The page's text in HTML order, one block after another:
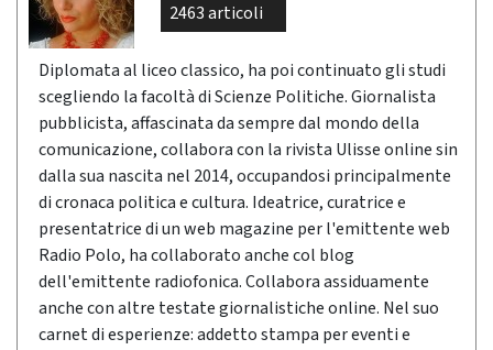
2463 articoli
Diplomata al liceo classico, ha poi continuato gli studi
scegliendo la facoltà di Scienze Politiche. Giornalista
pubblicista, affascinata da sempre dal mondo della
comunicazione, collabora con la rivista Ulisse online sin
dalla sua nascita nel 2014, occupandosi principalmente
di cronaca politica e cultura. Ideatrice, curatrice e
presentatrice di un web magazine per l'emittente web
Radio Polo, ha collaborato anche col blog
dell'emittente radiofonica. Collabora assiduamente
anche con altre testate giornalistiche online. Nel suo
carnet di esperienze: addetto stampa per eventi e